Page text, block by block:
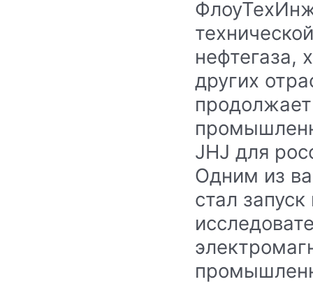
нефтегаза,
других
JHJ для
Одним из
стал